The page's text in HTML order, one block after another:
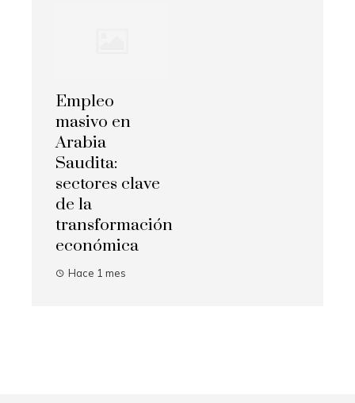
Empleo
masivo en
Arabia
Saudita:
sectores clave
de la
transformación
económica
Hace 1 mes